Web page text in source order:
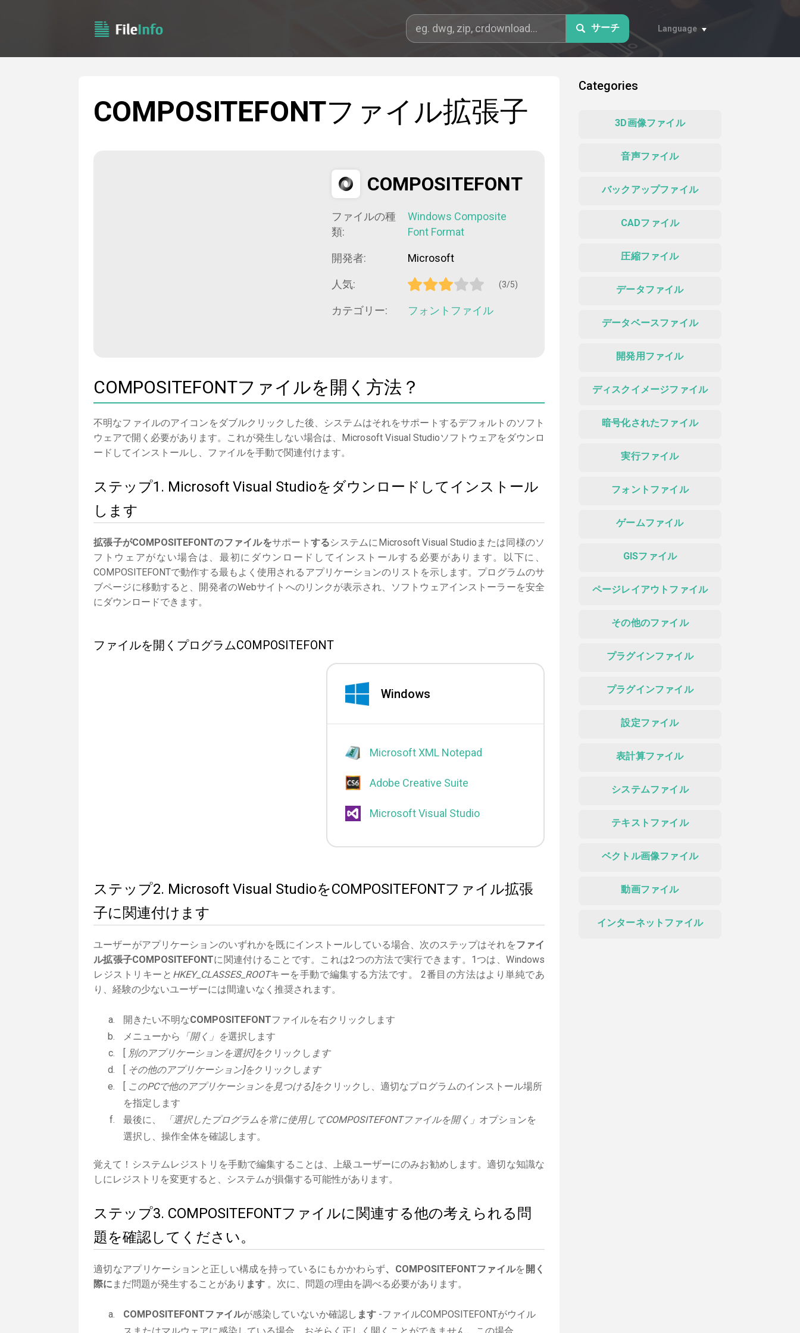
サーチ Language
COMPOSITEFONTファイル拡張子
COMPOSITEFONT
ファイルの種
類:
Windows Composite
Font Format
開発者: Microsoft
人気: (3/5)
カテゴリー: フォントファイル
COMPOSITEFONTファイルを開く方法？
不明なファイルのアイコンをダブルクリックした後、システムはそれをサポートするデフォルトのソフト
ウェアで開く必要があります。これが発生しない場合は、Microsoft Visual Studioソフトウェアをダウンロ
ードしてインストールし、ファイルを手動で関連付けます。
ステップ1. Microsoft Visual Studioをダウンロードしてインストール
します
拡張子がCOMPOSITEFONTのファイルをサポート するシステムにMicrosoft Visual Studioまたは同様のソ
フトウェアがない場合は、最初にダウンロードしてインストールする必要があります。以下に、
COMPOSITEFONTで動作する最もよく使用されるアプリケーションのリストを示します。プログラムのサ
ブページに移動すると、開発者のWebサイトへのリンクが表示され、ソフトウェアインストーラーを安全
にダウンロードできます。
ファイルを開くプログラムCOMPOSITEFONT
Windows
Microsoft XML Notepad
Adobe Creative Suite
Microsoft Visual Studio
ステップ2. Microsoft Visual StudioをCOMPOSITEFONTファイル拡張
子に関連付けます
ユーザーがアプリケーションのいずれかを既にインストールしている場合、次のステップはそれをファイ
ル拡張子COMPOSITEFONTに関連付けることです。これは2つの方法で実行できます。1つは、Windows
レジストリキーと HKEY_CLASSES_ROOTキーを手動で編集する方法です。 2番目の方法はより単純であ
り、経験の少ないユーザーには間違いなく推奨されます。
開きたい不明なCOMPOSITEFONTファイルを右クリックします
メニューから
「開く」を選択します
[ 別のアプリケーションを選択]をクリックし ます
[ その他のアプリケーション]をクリックし ます
[ このPCで他のアプリケーションを見つける]をクリックし、適切なプログラムのインストール場所
を指定します
最後に、
「選択したプログラムを常に使用してCOMPOSITEFONTファイルを開く」 オプションを
選択し、操作全体を確認します。
覚えて！システムレジストリを手動で編集することは、上級ユーザーにのみお勧めします。適切な知識な
しにレジストリを変更すると、システムが損傷する可能性があります。
ステップ3. COMPOSITEFONTファイルに関連する他の考えられる問
題を確認してください。
適切なアプリケーションと正しい構成を持っているにもかかわらず、COMPOSITEFONTファイルを 開く
際に まだ問題が発生することがあり ます 。次に、問題の理由を調べる必要があります。
COMPOSITEFONTファイルが感染していないか確認し ます -ファイルCOMPOSITEFONTがウイル
Categories
3D画像ファイル
音声ファイル
バックアップファイル
CADファイル
圧縮ファイル
データファイル
データベースファイル
開発用ファイル
ディスクイメージファイル
暗号化されたファイル
実行ファイル
フォントファイル
ゲームファイル
GISファイル
ページレイアウトファイル
その他のファイル
プラグインファイル
プラグインファイル
設定ファイル
表計算ファイル
システムファイル
テキストファイル
ベクトル画像ファイル
動画ファイル
インターネットファイル